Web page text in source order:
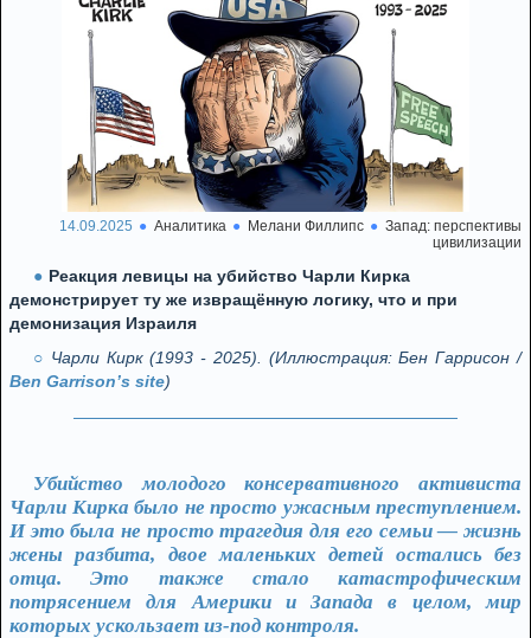
14.09.2025 Аналитика Мелани Филлипс
Запад: перспективы
цивилизации
Реакция левицы на убийство Чарли Кирка
демонстрирует ту же извращённую логику, что и при
демонизация Израиля
Чарли Кирк (1993 - 2025). (Иллюстрация: Бен Гаррисон /
Ben Garrison’s site)
Убийство молодого консервативного активиста
Чарли Кирка было не просто ужасным преступлением.
И это была не просто трагедия для его семьи — жизнь
жены разбита, двое маленьких детей остались без
отца. Это также стало катастрофическим
потрясением для Америки и Запада в целом, мир
которых ускользает из-под контроля.